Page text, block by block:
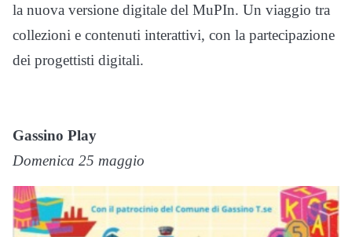
la nuova versione digitale del MuPIn. Un viaggio tra
collezioni e contenuti interattivi, con la partecipazione
dei progettisti digitali.
Gassino Play
Domenica 25 maggio